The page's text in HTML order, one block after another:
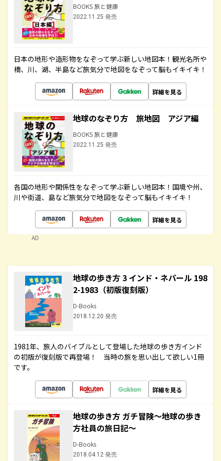
BOOKS 旅と健康
2022.11.25 発売
日本の地形や造形物をなぞって学ぶ新しい地図本！観光名所や
橋、川、湖、半島など旅気分で地図をなぞって脳もイキイキ！
詳細を見る
地球のなぞり方 旅地図 アジア編
BOOKS 旅と健康
2022.11.25 発売
各国の地形や関係性をなぞって学ぶ新しい地図本！国境や州、
川や街道、島など旅気分で地図をなぞって脳もイキイキ！
詳細を見る
AD
地球の歩き方 3 インド・ネパール 198
2-1983（初版復刻版）
D-Books
2018.12.20 発売
1981年、旅人のバイブルとして登場した地球の歩き方インド
の初版が復刻版で再登場！ 当時の旅を思い出して欲しい1冊
です。
詳細を見る
地球の歩き方 ガチ冒険～地球の歩き
方社員の旅日記～
D-Books
2018.04.12 発売